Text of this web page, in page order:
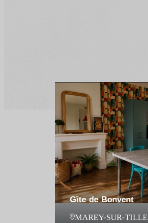
Gîte de Bonvent
MAREY-SUR-TILLE